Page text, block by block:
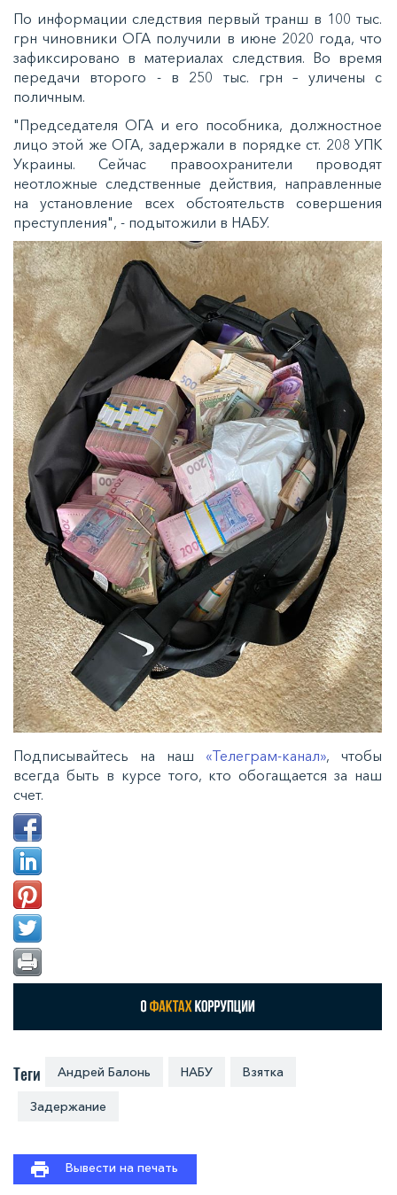
По информации следствия первый транш в 100 тыс.
грн чиновники ОГА получили в июне 2020 года, что
зафиксировано в материалах следствия. Во время
передачи второго - в 250 тыс. грн – уличены с
поличным.
"Председателя ОГА и его пособника, должностное
лицо этой же ОГА, задержали в порядке ст. 208 УПК
Украины. Сейчас правоохранители проводят
неотложные следственные действия, направленные
на установление всех обстоятельств совершения
преступления", - подытожили в НАБУ.
Подписывайтесь на наш «Телеграм-канал», чтобы
всегда быть в курсе того, кто обогащается за наш
счет.
Теги Андрей Балонь НАБУ Взятка
Задержание
Вывести на печать